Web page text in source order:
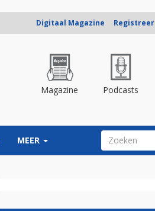
Digitaal Magazine Registreer
Magazine Podcasts
MEER ZOEKVELD